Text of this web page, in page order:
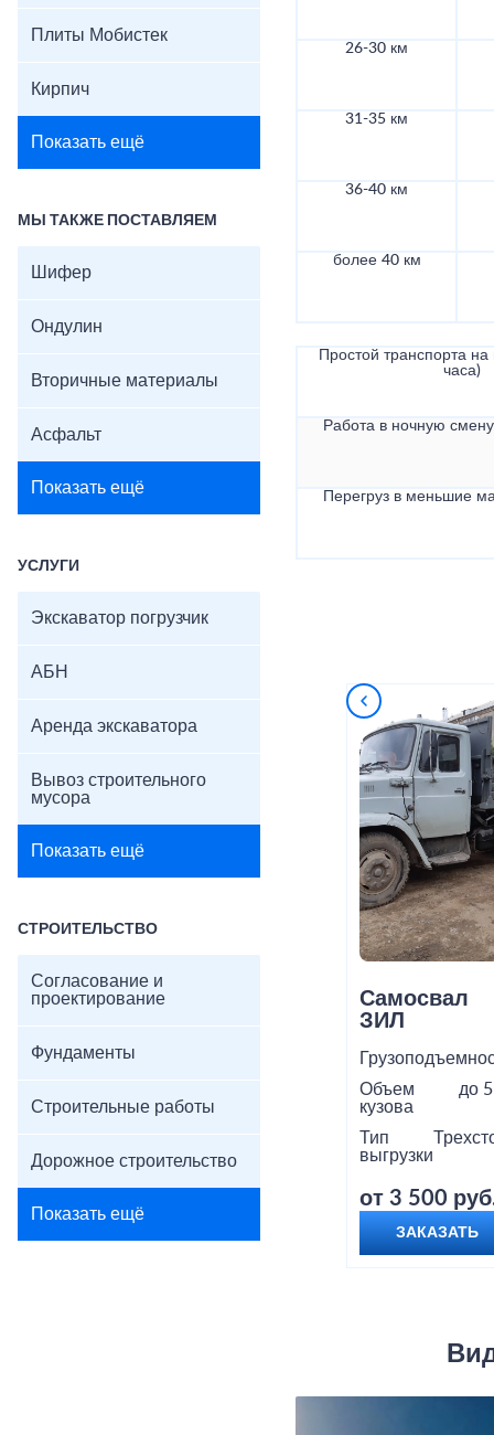
Плиты Мобистек
Кирпич
Показать ещё
МЫ ТАКЖЕ ПОСТАВЛЯЕМ
Шифер
Ондулин
Вторичные материалы
Асфальт
Показать ещё
УСЛУГИ
Экскаватор погрузчик
АБН
Аренда экскаватора
Вывоз строительного
мусора
Показать ещё
СТРОИТЕЛЬСТВО
Согласование и
проектирование
Фундаменты
Строительные работы
Дорожное строительство
Показать ещё
26-30 км
31-35 км
36-40 км
более 40 км
Простой транспорта на
часа)
Работа в ночную
Перегруз в меньшие
Самосвал
ЗИЛ
Объем
кузова
до
Тип
выгрузки
от 3 500
ЗАКАЗАТЬ